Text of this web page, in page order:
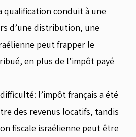
qualification conduit à une
d’une distribution, une
peut frapper le
en plus de l’impôt payé
l’impôt français a été
des revenus locatifs, tandis
fiscale israélienne peut être